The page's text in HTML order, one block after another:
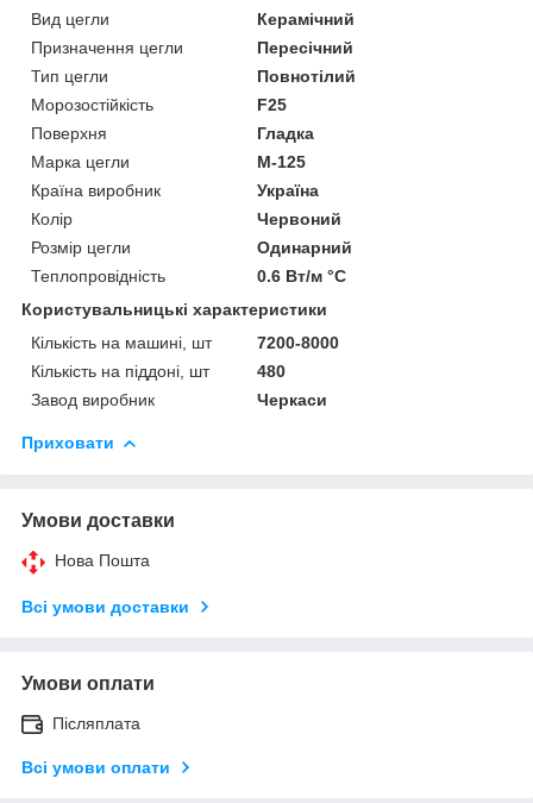
Вид цегли
Керамічний
Призначення цегли
Пересічний
Тип цегли
Повнотілий
Морозостійкість
F25
Поверхня
Гладка
Марка цегли
М-125
Країна виробник
Україна
Колір
Червоний
Розмір цегли
Одинарний
Теплопровідність
0.6 Вт/м °С
Користувальницькі характеристики
Кількість на машині, шт
7200-8000
Кількість на піддоні, шт
480
Завод виробник
Черкаси
Приховати
Умови доставки
Нова Пошта
Всі умови доставки
Умови оплати
Післяплата
Всі умови оплати